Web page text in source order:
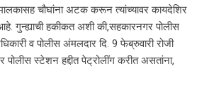
चौघांना अटक करून त्यांच्यावर कायदेशिर
गुन्ह्याची हकीकत अशी की,सहकारनगर पोलीस
व पोलीस अंमलदार दि. 9 फेब्रुवारी रोजी
स्टेशन हद्दीत पेट्रोलींग करीत असतांना,